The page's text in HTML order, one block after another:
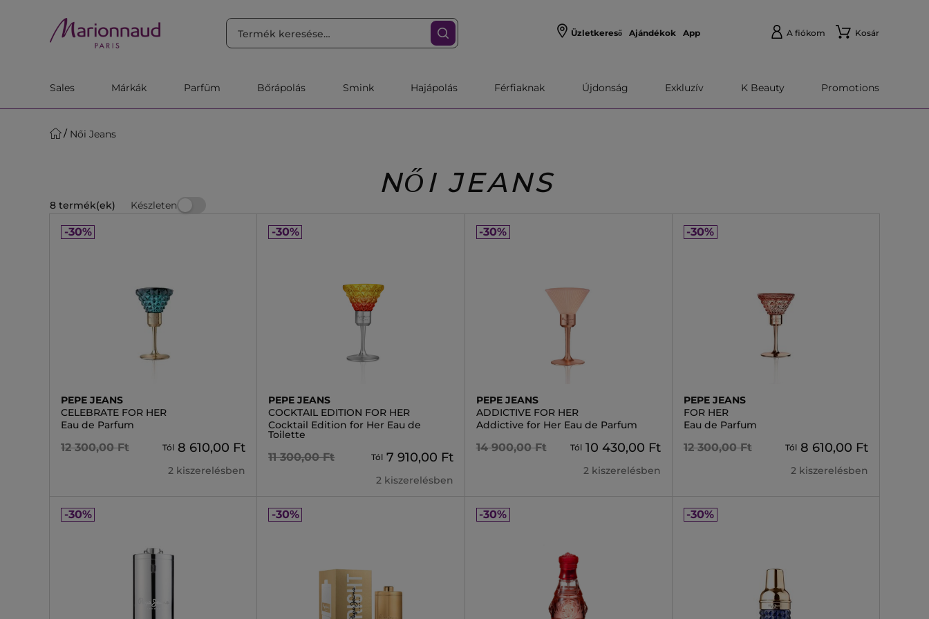
Üzletkereső Ajándékok App A fiókom Kosár
Sales Márkák Parfüm Bőrápolás Smink Hajápolás Férfiaknak Újdonság Exkluzív K Beauty Promotions
Női Jeans
NŐI JEANS
8 termék(ek) Készleten
-30%
PEPE JEANS
CELEBRATE FOR HER
Eau de Parfum
12 300,00 Ft Tól 8 610,00 Ft
2 kiszerelésben
-30%
PEPE JEANS
COCKTAIL EDITION FOR HER
Cocktail Edition for Her Eau de
Toilette
11 300,00 Ft Tól 7 910,00 Ft
2 kiszerelésben
-30%
PEPE JEANS
ADDICTIVE FOR HER
Addictive for Her Eau de Parfum
14 900,00 Ft Tól 10 430,00 Ft
2 kiszerelésben
-30%
PEPE JEANS
FOR HER
Eau de Parfum
12 300,00 Ft Tól 8 610,00 Ft
2 kiszerelésben
-30% -30% -30% -30%